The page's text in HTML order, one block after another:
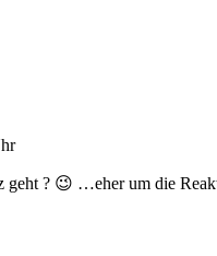
geht ? 😉 …eher um die